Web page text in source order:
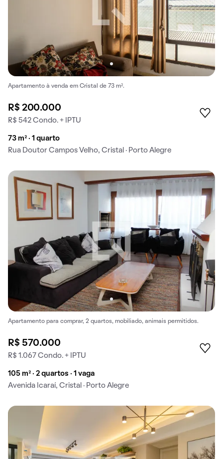
Apartamento à venda em Cristal de 73 m².
R$ 200.000
R$ 542 Condo. + IPTU
73 m² · 1 quarto
Rua Doutor Campos Velho, Cristal · Porto Alegre
Apartamento para comprar, 2 quartos, mobiliado, animais permitidos.
R$ 570.000
R$ 1.067 Condo. + IPTU
105 m² · 2 quartos · 1 vaga
Avenida Icaraí, Cristal · Porto Alegre